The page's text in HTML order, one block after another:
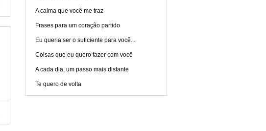
A calma que você me traz
Frases para um coração partido
Eu queria ser o suficiente para você...
Coisas que eu quero fazer com você
A cada dia, um passo mais distante
Te quero de volta